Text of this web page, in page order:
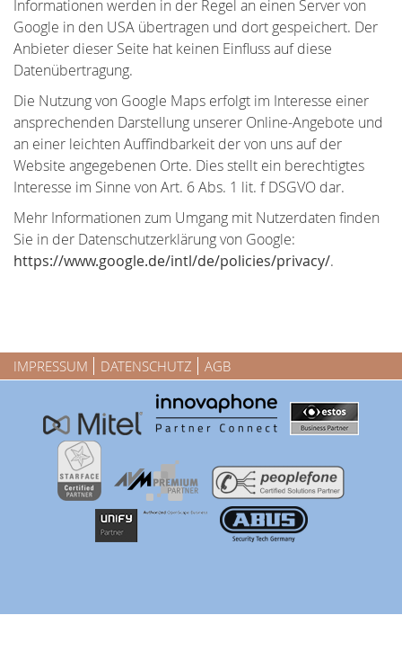
Informationen werden in der Regel an einen Server von
Google in den USA übertragen und dort gespeichert. Der
Anbieter dieser Seite hat keinen Einfluss auf diese
Datenübertragung.
Die Nutzung von Google Maps erfolgt im Interesse einer
ansprechenden Darstellung unserer Online-Angebote und
an einer leichten Auffindbarkeit der von uns auf der
Website angegebenen Orte. Dies stellt ein berechtigtes
Interesse im Sinne von Art. 6 Abs. 1 lit. f DSGVO dar.
Mehr Informationen zum Umgang mit Nutzerdaten finden
Sie in der Datenschutzerklärung von Google:
https://www.google.de/intl/de/policies/privacy/.
IMPRESSUM DATENSCHUTZ AGB